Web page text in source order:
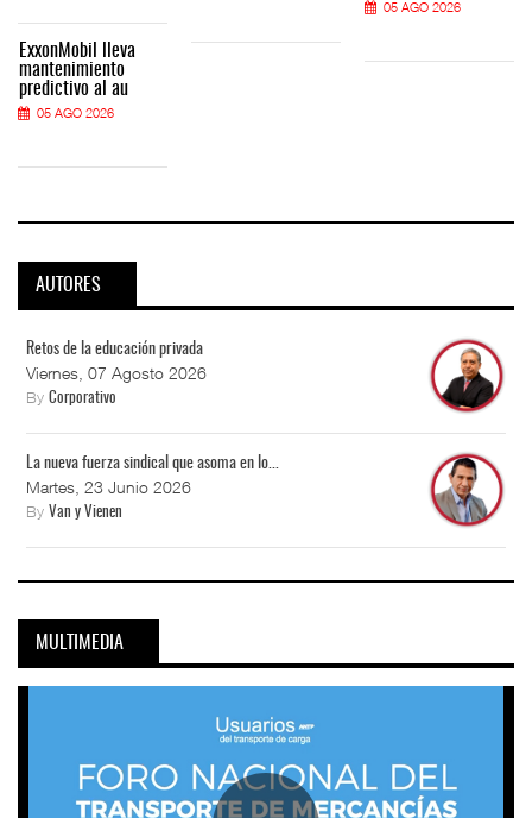
ExxonMobil lleva
mantenimiento
predictivo al au
05 AGO 2026
05 AGO 2026
AUTORES
Retos de la educación privada
Viernes, 07 Agosto 2026
By Corporativo
La nueva fuerza sindical que asoma en lo...
Martes, 23 Junio 2026
By Van y Vienen
MULTIMEDIA